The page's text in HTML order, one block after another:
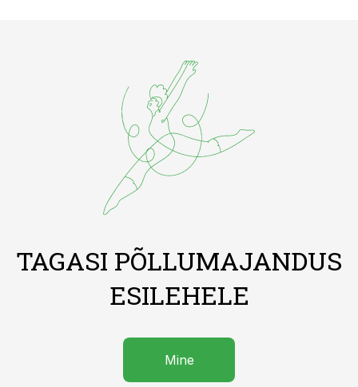
TAGASI PÕLLUMAJANDUS
ESILEHELE
Mine